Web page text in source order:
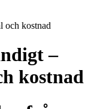
–
kostnad